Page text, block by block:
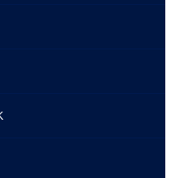
szabályai